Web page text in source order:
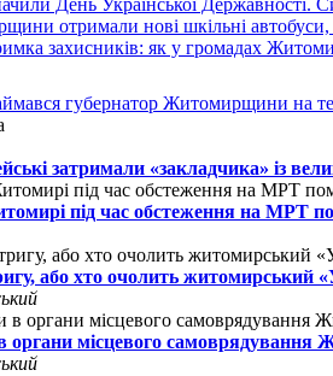
губернатор Житомирщини на
затримали «закладчика» із
під час обстеження на МРТ
або хто очолить
органи місцевого